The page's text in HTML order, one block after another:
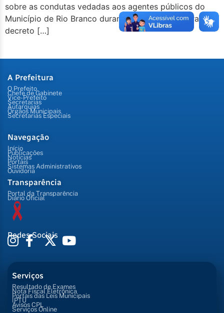
sobre as condutas vedadas aos agentes públicos do
Município de Rio Branco durante o período eleitoral. O
decreto […]
A Prefeitura
O Prefeito
Chefe de Gabinete
Vice-Prefeito
Secretarias
Autarquias
Órgãos Municipais
Secretarias Especiais
Navegação
Início
Publicações
Notícias
Portais
Sistemas Administrativos
Ouvidoria
Transparência
Portal da Transparência
Diário Oficial
Redes Sociais
Serviços
Resultado de Exames
Nota Fiscal Eletrônica
Portais das Leis Municipais
IPTU
Avisos CPL
Serviços Online